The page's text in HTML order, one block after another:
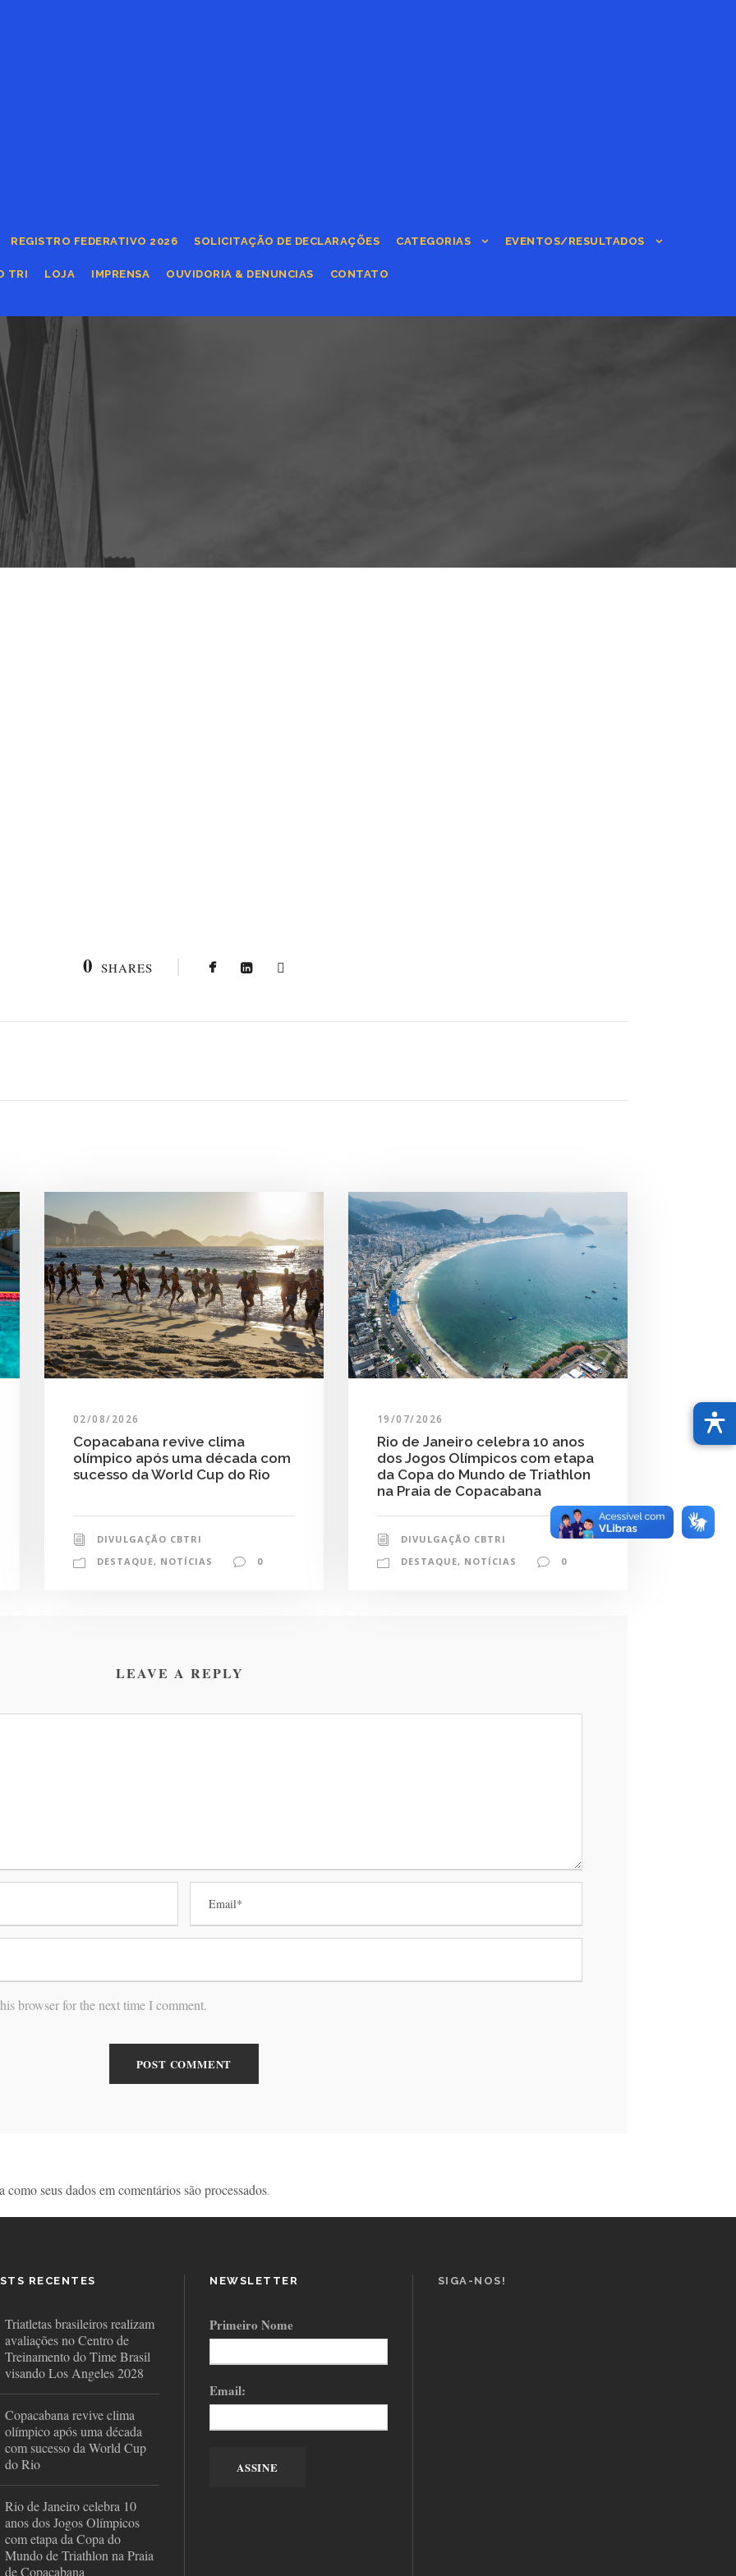
REGISTRO FEDERATIVO 2026 SOLICITAÇÃO DE DECLARAÇÕES CATEGORIAS EVENTOS/RESULTADOS
TRI LOJA IMPRENSA OUVIDORIA & DENUNCIAS CONTATO
0 SHARES
02/08/2026
Copacabana revive clima
olímpico após uma década com
sucesso da World Cup do Rio
DIVULGAÇÃO CBTRI
DESTAQUE, NOTÍCIAS 0
19/07/2026
Rio de Janeiro celebra 10 anos
dos Jogos Olímpicos com etapa
da Copa do Mundo de Triathlon
na Praia de Copacabana
DIVULGAÇÃO CBTRI
DESTAQUE, NOTÍCIAS 0
LEAVE A REPLY
browser for the next time I comment.
como seus dados em comentários são processados.
RECENTES
Triatletas brasileiros realizam
avaliações no Centro de
Treinamento do Time Brasil
visando Los Angeles 2028
Copacabana revive clima
olímpico após uma década
com sucesso da World Cup
do Rio
Rio de Janeiro celebra 10
anos dos Jogos Olímpicos
com etapa da Copa do
Mundo de Triathlon na Praia
de Copacabana
NEWSLETTER
Primeiro Nome
Email:
SIGA-NOS!